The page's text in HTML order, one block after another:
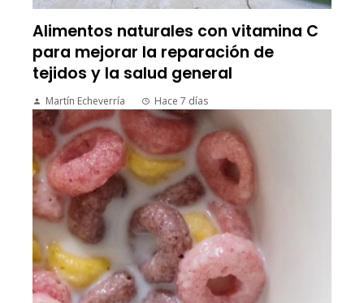
Alimentos naturales con vitamina C
para mejorar la reparación de
tejidos y la salud general
Martín Echeverría Hace 7 días